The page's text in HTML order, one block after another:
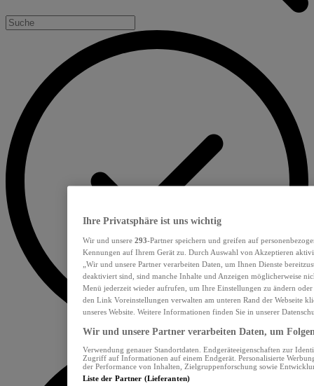
Ihre Privatsphäre ist uns wichtig
Wir und unsere 293-Partner speichern und greifen auf
Kennungen auf Ihrem Gerät zu. Durch Auswahl von Akzeptieren
„Wir und unsere Partner verarbeiten Daten, um Ihnen Dienste
deaktiviert sind, sind manche Inhalte und Anzeigen möglicherweise
Menü jederzeit wieder aufrufen, um Ihre Einstellungen zu ändern
den Link Voreinstellungen verwalten am unteren Rand der Webseite
unseres Website. Weitere Informationen finden Sie in unserer
Wir und unsere Partner verarbeiten Daten, um
Verwendung genauer Standortdaten. Endgeräteeigenschaften zur
Zugriff auf Informationen auf einem Endgerät. Personalisierte
der Performance von Inhalten, Zielgruppenforschung sowie
Liste der Partner (Lieferanten)